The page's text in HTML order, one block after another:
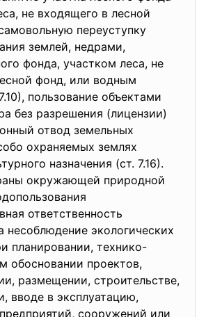
не входящего в лесной
переуступку
землей, недрами,
фонда, участком леса, не
фонд, или водным
пользование объектами
без разрешения (лицензии)
отвод земельных
охраняемых землях
назначения (ст. 7.16).
окружающей природной
ответственность
несоблюдение экологических
планировании, технико-
обосновании проектов,
размещении, строительстве,
вводе в эксплуатацию,
сооружений или